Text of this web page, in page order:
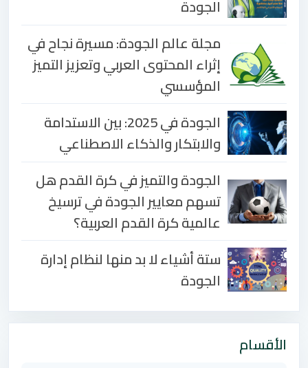
الجودة
مجلة عالم الجودة: مسيرة نجاح في
إثراء المحتوى العربي وتعزيز التميز
المؤسسي
الجودة في 2025: بين الاستدامة
والابتكار والذكاء الاصطناعي
الجودة والتميز في كرة القدم هل
تسهم معايير الجودة في ترسيخ
عالمية كرة القدم العربية؟
ستة أشياء لا بد منها لنظام إدارة
الجودة
الأقسام